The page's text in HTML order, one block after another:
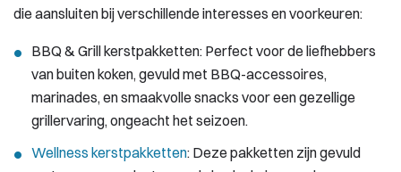
die aansluiten bij verschillende interesses en voorkeuren:
BBQ & Grill kerstpakketten: Perfect voor de liefhebbers
van buiten koken, gevuld met BBQ-accessoires,
marinades, en smaakvolle snacks voor een gezellige
grillervaring, ongeacht het seizoen.
Wellness kerstpakketten: Deze pakketten zijn gevuld